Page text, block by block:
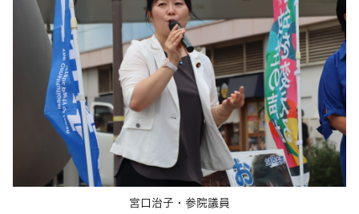
宮口治子・参院議員